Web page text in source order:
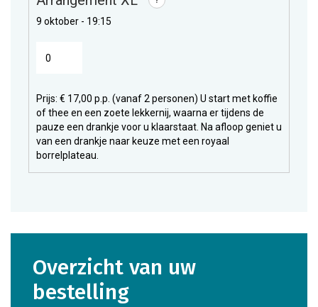
9 oktober - 19:15
Prijs: € 17,00 p.p. (vanaf 2 personen) U start met koffie
of thee en een zoete lekkernij, waarna er tijdens de
pauze een drankje voor u klaarstaat. Na afloop geniet u
van een drankje naar keuze met een royaal
borrelplateau.
overzicht van uw
bestelling